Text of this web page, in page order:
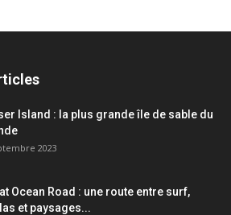
Island : la plus grande île de sable du
2023
Ocean Road : une route entre surf,
et paysages...